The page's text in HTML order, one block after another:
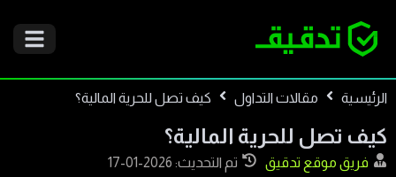
الرئيسية مقالات التداول كيف تصل للحرية المالية؟
كيف تصل للحرية المالية؟
فريق موقع تدقيق تم التحديث: 2026-01-17